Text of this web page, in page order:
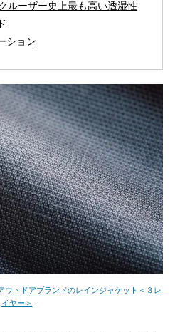
ルーザー史上最も高い透湿性
ション
ウトドアブランドのレインジャケット＜３レ
イヤー＞ 」